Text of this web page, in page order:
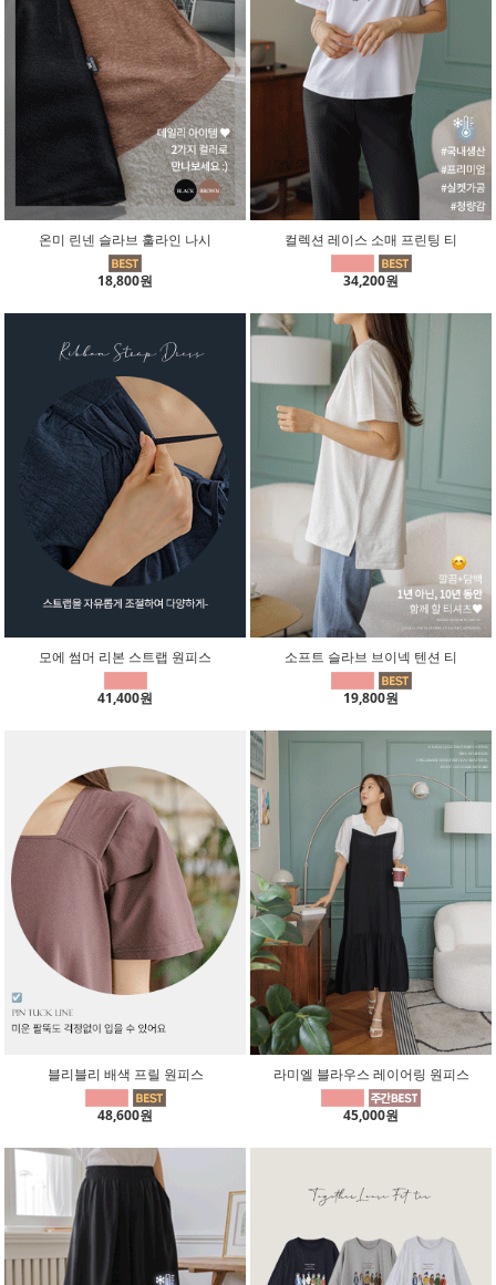
온미 린넨 슬라브 훌라인 나시
18,800원
컬렉션 레이스 소매 프린팅 티
34,200원
모에 썸머 리본 스트랩 원피스
41,400원
소프트 슬라브 브이넥 텐션 티
19,800원
블리블리 배색 프릴 원피스
48,600원
라미엘 블라우스 레이어링 원피스
45,000원